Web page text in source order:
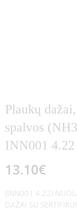
Plaukų
spalvos
INN001 4.22
13.10€
(INN001 4.22)
DAŽAI SU